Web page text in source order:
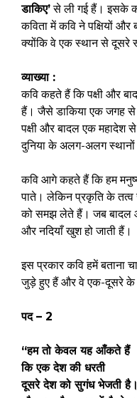
डाकिए’से ली गई हैं। इसके
कविता में कवि ने पक्षियों और
क्योंकि वे एक स्थान से दूसरे
व्याख्या :
कवि कहते हैं कि पक्षी और
हैं। जैसे डाकिया एक जगह से
पक्षी और बादल एक महादेश
दुनिया के अलग-अलग
कवि आगे कहते हैं कि हम
पाते। लेकिन प्रकृति के तत्व
को समझ लेते हैं। जब बादल
और नदियाँ खुश हो जाती हैं।
इस प्रकार कवि हमें बताना
जुड़े हुए हैं और वे एक-दूसरे
पद – 2
“हम तो केवल यह आँकते हैं
कि एक देश की धरती
दूसरे देश को सुगंध भेजती है।